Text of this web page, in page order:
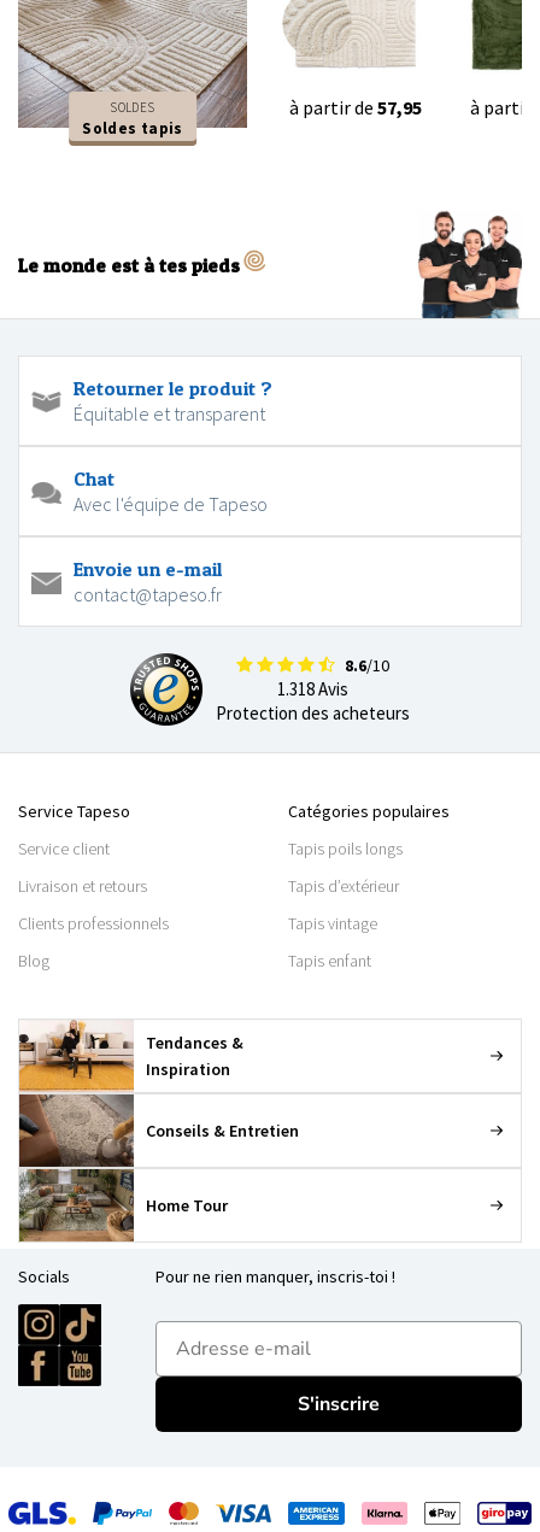
SOLDES
Soldes tapis
à partir de 57,95 à partir
Le monde est à tes pieds
Retourner le produit ?
Équitable et transparent
Chat
Avec l'équipe de Tapeso
Envoie un e-mail
contact@tapeso.fr
8.6/10
1.318 Avis
Protection des acheteurs
Service Tapeso
Service client
Livraison et retours
Clients professionnels
Blog
Catégories populaires
Tapis poils longs
Tapis d’extérieur
Tapis vintage
Tapis enfant
Tendances &
Inspiration
Conseils & Entretien
Home Tour
Socials Pour ne rien manquer, inscris-toi !
E-mailadres
S'inscrire